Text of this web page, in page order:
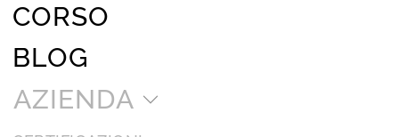
CORSO
BLOG
AZIENDA